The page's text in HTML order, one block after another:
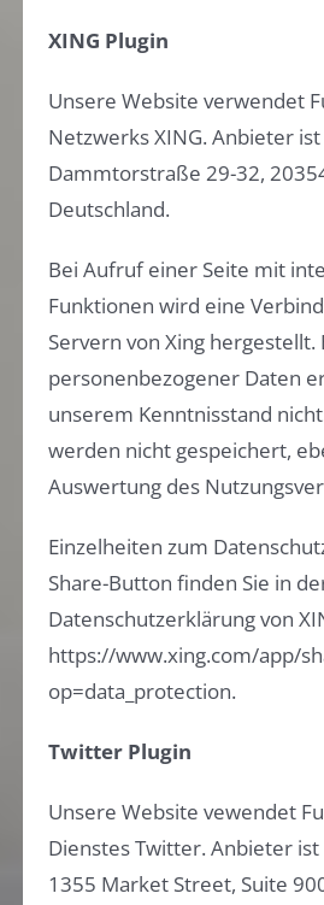
XING Plugin
Unsere Website verwendet
Netzwerks XING. Anbieter ist
Dammtorstraße 29-32,
Deutschland.
Bei Aufruf einer Seite mit
Funktionen wird eine
Servern von Xing hergestellt.
personenbezogener Daten
unserem Kenntnisstand
werden nicht gespeichert,
Auswertung des
Einzelheiten zum
Share-Button finden Sie in
Datenschutzerklärung von
https://www.xing.com/app/
op=data_protection.
Twitter Plugin
Unsere Website vewendet
Dienstes Twitter. Anbieter
1355 Market Street, Suite